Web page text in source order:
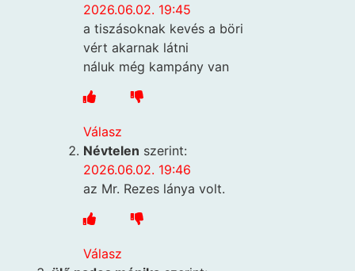
2026.06.02. 19:45
a tiszásoknak kevés a böri
vért akarnak látni
náluk még kampány van
Válasz
Névtelen szerint:
2026.06.02. 19:46
az Mr. Rezes lánya volt.
Válasz